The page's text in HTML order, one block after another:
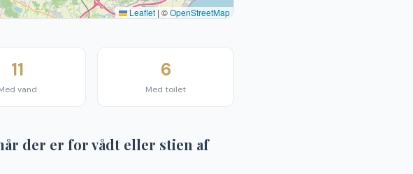
Leaflet | ©OpenStreetMap
11
vand
6
Med toilet
der er for vådt eller stien af